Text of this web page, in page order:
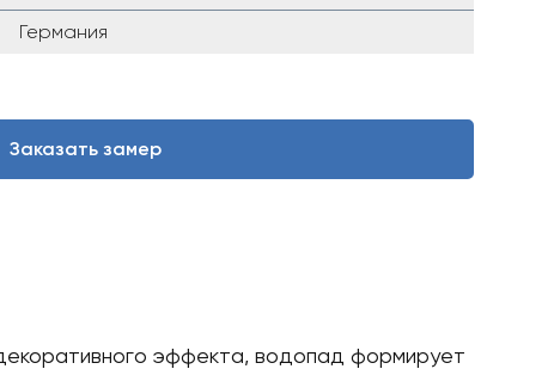
Германия
Заказать замер
эффекта, водопад формирует